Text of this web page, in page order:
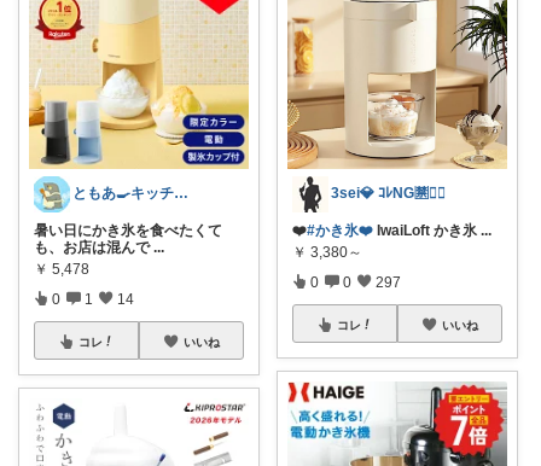
ともあ🍳キッチンと暮らし
暑い日にかき氷を食べたくて
も、お店は混んで ...
￥ 5,478
0 1 14
コレ いいね
3sei💎 ｺﾚNG🈲🙅‍♀️
❤️#かき氷❤️ IwaiLoft かき氷 ...
￥ 3,380～
0 0 297
コレ いいね